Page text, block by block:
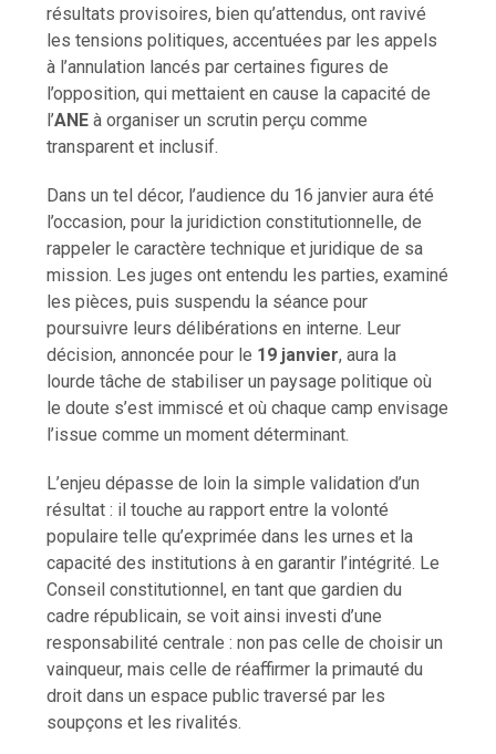
résultats provisoires, bien qu’attendus, ont ravivé
les tensions politiques, accentuées par les appels
à l’annulation lancés par certaines figures de
l’opposition, qui mettaient en cause la capacité de
l’ANE à organiser un scrutin perçu comme
transparent et inclusif.
Dans un tel décor, l’audience du 16 janvier aura été
l’occasion, pour la juridiction constitutionnelle, de
rappeler le caractère technique et juridique de sa
mission. Les juges ont entendu les parties, examiné
les pièces, puis suspendu la séance pour
poursuivre leurs délibérations en interne. Leur
décision, annoncée pour le 19 janvier, aura la
lourde tâche de stabiliser un paysage politique où
le doute s’est immiscé et où chaque camp envisage
l’issue comme un moment déterminant.
L’enjeu dépasse de loin la simple validation d’un
résultat : il touche au rapport entre la volonté
populaire telle qu’exprimée dans les urnes et la
capacité des institutions à en garantir l’intégrité. Le
Conseil constitutionnel, en tant que gardien du
cadre républicain, se voit ainsi investi d’une
responsabilité centrale : non pas celle de choisir un
vainqueur, mais celle de réaffirmer la primauté du
droit dans un espace public traversé par les
soupçons et les rivalités.